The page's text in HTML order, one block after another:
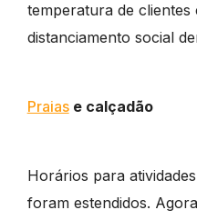
temperatura de clientes
distanciamento social
Praiase calçadão
Horários para
foram estendidos.